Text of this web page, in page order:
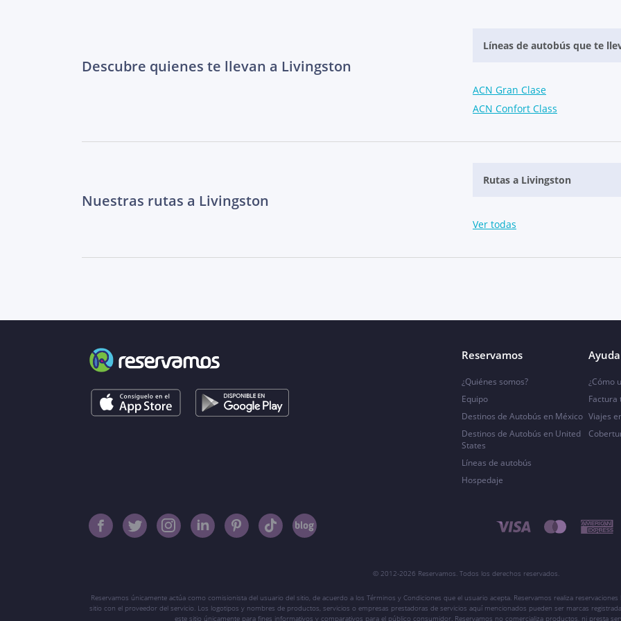
Descubre quienes te llevan a Livingston
Líneas de autobús que te
ACN Gran Clase
ACN Confort Class
Nuestras rutas a Livingston
Rutas a Livingston
Ver todas
Reservamos
¿Quiénes somos?
Equipo
Destinos de Autobús en México
Destinos de Autobús en United
States
Líneas de autobús
Hospedaje
¿Cómo
Factura
Viajes
© 2012-2026 Reservamos. Todos los derechos reservados.
Reservamos únicamente actúa como comisionista del usuario del sitio, de acuerdo a los Términos y Condiciones que el usuario acepta. Reservamos realiza
sitio con el proveedor del servicio. Los logotipos y nombres de productos, servicios o empresas prestadoras de servicios aquí mencionados pueden ser marcas
este sitio únicamente para fines informativos y comparativos para el público consumidor. Reservamos no comercializa productos, ni presta